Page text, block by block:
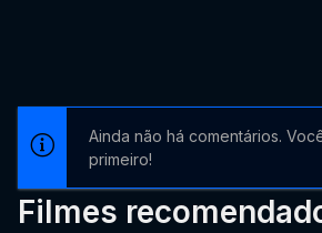
Ainda não há comentários.
primeiro!
Filmes